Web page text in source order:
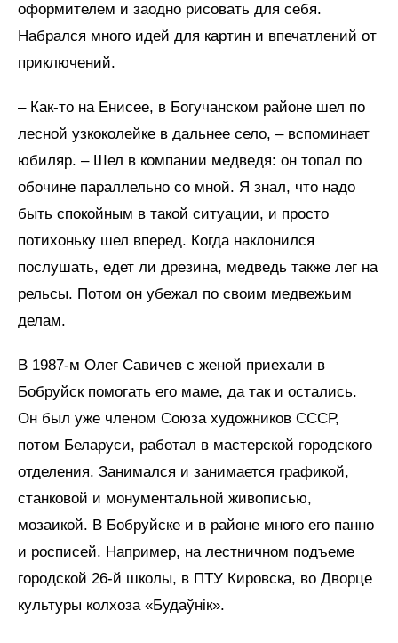
оформителем и заодно рисовать для себя.
Набрался много идей для картин и впечатлений от
приключений.
– Как-то на Енисее, в Богучанском районе шел по
лесной узкоколейке в дальнее село, – вспоминает
юбиляр. – Шел в компании медведя: он топал по
обочине параллельно со мной. Я знал, что надо
быть спокойным в такой ситуации, и просто
потихоньку шел вперед. Когда наклонился
послушать, едет ли дрезина, медведь также лег на
рельсы. Потом он убежал по своим медвежьим
делам.
В 1987-м Олег Савичев с женой приехали в
Бобруйск помогать его маме, да так и остались.
Он был уже членом Союза художников СССР,
потом Беларуси, работал в мастерской городского
отделения. Занимался и занимается графикой,
станковой и монументальной живописью,
мозаикой. В Бобруйске и в районе много его панно
и росписей. Например, на лестничном подъеме
городской 26-й школы, в ПТУ Кировска, во Дворце
культуры колхоза «Будаўнік».